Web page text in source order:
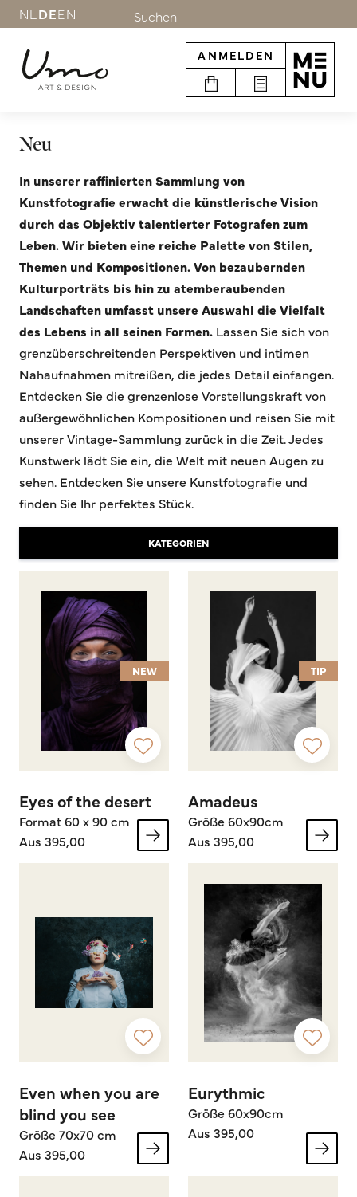
NL DEEN Suchen
ANMELDEN
Neu
In unserer raffinierten Sammlung von
Kunstfotografie erwacht die künstlerische Vision
durch das Objektiv talentierter Fotografen zum
Leben. Wir bieten eine reiche Palette von Stilen,
Themen und Kompositionen. Von bezaubernden
Kulturporträts bis hin zu atemberaubenden
Landschaften umfasst unsere Auswahl die Vielfalt
des Lebens in all seinen Formen. Lassen Sie sich von
grenzüberschreitenden Perspektiven und intimen
Nahaufnahmen mitreißen, die jedes Detail einfangen.
Entdecken Sie die grenzenlose Vorstellungskraft von
außergewöhnlichen Kompositionen und reisen Sie mit
unserer Vintage-Sammlung zurück in die Zeit. Jedes
Kunstwerk lädt Sie ein, die Welt mit neuen Augen zu
sehen. Entdecken Sie unsere Kunstfotografie und
finden Sie Ihr perfektes Stück.
KATEGORIEN
NEW
Eyes of the desert
Format 60 x 90 cm
Aus 395,00
TIP
Amadeus
Größe 60x90cm
Aus 395,00
Even when you are
blind you see
Größe 70x70 cm
Aus 395,00
Eurythmic
Größe 60x90cm
Aus 395,00